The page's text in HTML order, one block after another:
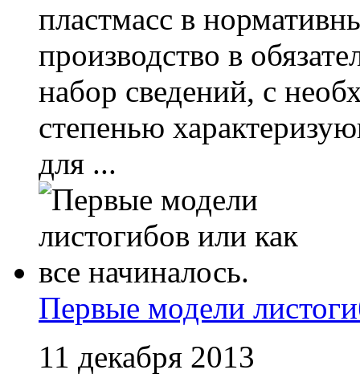
пластмасс в
производство в
набор сведений, с
степенью
для ...
Первые модели
11 декабря 2013